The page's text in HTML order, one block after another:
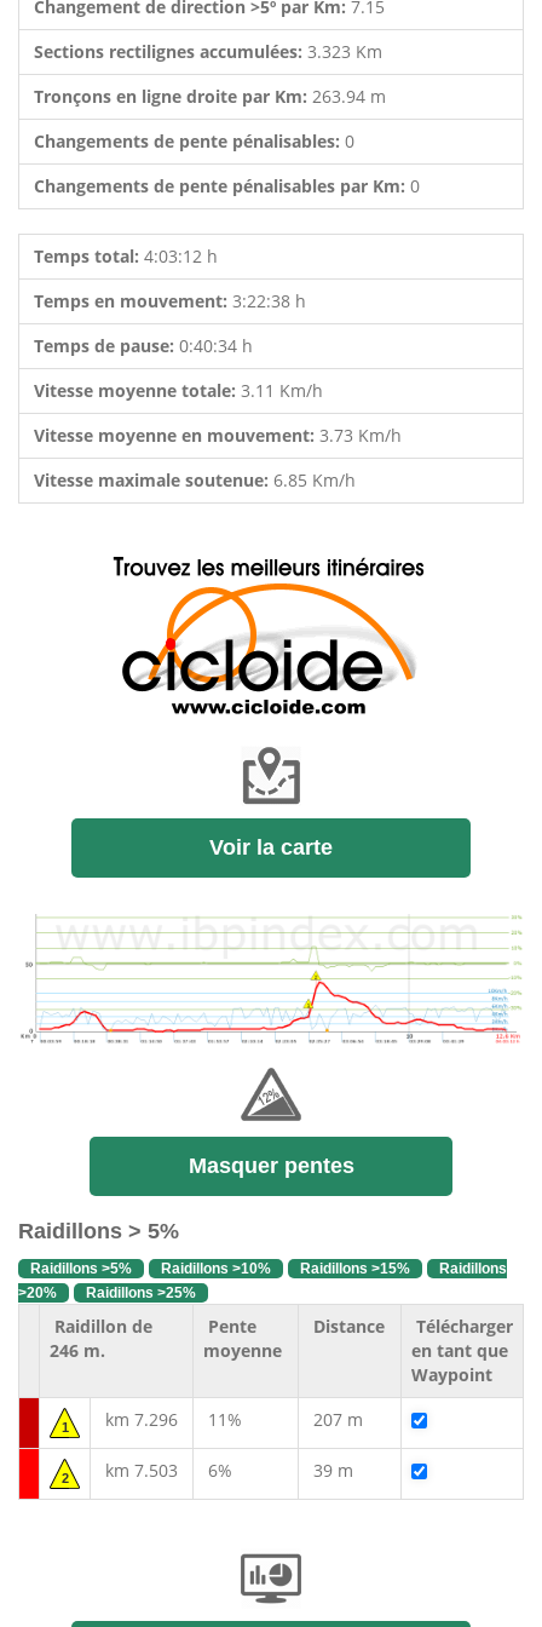
Changement de direction >5º par Km: 7.15
Sections rectilignes accumulées: 3.323 Km
Tronçons en ligne droite par Km: 263.94 m
Changements de pente pénalisables: 0
Changements de pente pénalisables par Km: 0
Temps total: 4:03:12 h
Temps en mouvement: 3:22:38 h
Temps de pause: 0:40:34 h
Vitesse moyenne totale: 3.11 Km/h
Vitesse moyenne en mouvement: 3.73 Km/h
Vitesse maximale soutenue: 6.85 Km/h
Voir la carte
Masquer pentes
Raidillons > 5%
Raidillons >5% Raidillons >10% Raidillons >15%
Raidillons
>20%
Raidillons >25%
Raidillon de
246 m.
Pente
moyenne
Distance
Télécharger
en tant que
Waypoint
1 km 7.296 11% 207 m
2 km 7.503 6% 39 m